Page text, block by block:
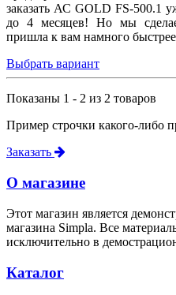
заказать АС GOLD FS-500.1
до 4 месяцев! Но мы
пришла к вам намного
Выбрать вариант
Показаны 1 - 2 из 2 товаров
Пример строчки какого-либо
Заказать
О магазине
Этот магазин является
магазина Simpla. Все
исключительно в
Каталог